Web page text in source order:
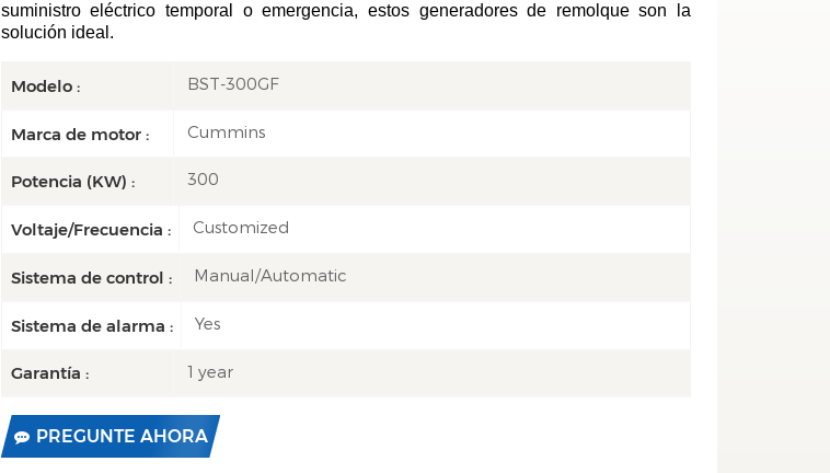
suministro eléctrico temporal o emergencia, estos generadores de remolque son la
solución ideal.
Modelo : BST-300GF
Marca de motor : Cummins
Potencia (KW) : 300
Voltaje/Frecuencia : Customized
Sistema de control : Manual/Automatic
Sistema de alarma : Yes
Garantía : 1 year
PREGUNTE AHORA